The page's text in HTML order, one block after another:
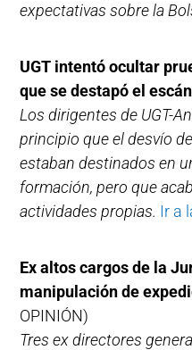
expectativas sobre la
UGT intentó ocultar
que se destapó el
Los dirigentes de UGT-
principio que el desvío
estaban destinados en
formación, pero que
actividades propias. Ir a
Ex altos cargos de la
manipulación de
OPINIÓN)
Tres ex directores